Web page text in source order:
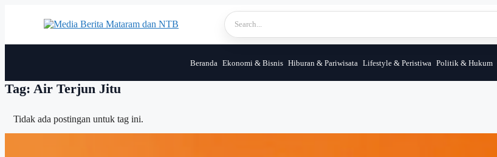
Beranda Ekonomi & Bisnis Hiburan & Pariwisata Lifestyle & Peristiwa Politik & Hukum
Tag: Air Terjun Jitu
Tidak ada postingan untuk tag ini.